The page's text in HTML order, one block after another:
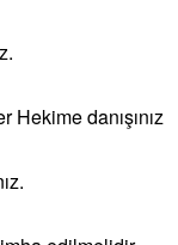
danışınız